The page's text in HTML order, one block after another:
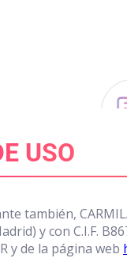
USO
también,
y con C.I.F.
y de la página web